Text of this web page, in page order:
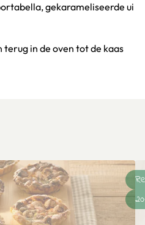
gekarameliseerde ui
te vinken
in de oven tot de kaas